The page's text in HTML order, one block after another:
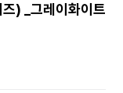
) _그레이화이트